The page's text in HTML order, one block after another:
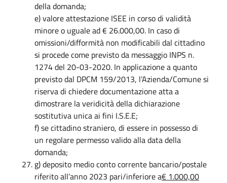
della domanda;
e) valore attestazione ISEE in corso di validità
minore o uguale ad € 26.000,00. In caso di
omissioni/difformità non modificabili dal cittadino
si procede come previsto da messaggio INPS n.
1274 del 20-03-2020. In applicazione a quanto
previsto dal DPCM 159/2013, l’Azienda/Comune si
riserva di chiedere documentazione atta a
dimostrare la veridicità della dichiarazione
sostitutiva unica ai fini I.S.E.E;
f) se cittadino straniero, di essere in possesso di
un regolare permesso valido alla data della
domanda;
g) deposito medio conto corrente bancario/postale
riferito all’anno 2023 pari/inferiore a€ 1.000,00